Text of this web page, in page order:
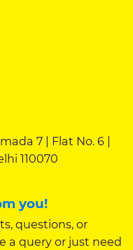
7 | Flat No. 6 |
110070
you!
questions, or
a query or just need